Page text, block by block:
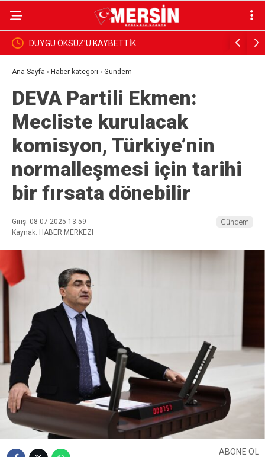
BAŞKAN YILDIZ, SAHADAKİ ÇALIŞMALARI
İNCELEDİ
Ana Sayfa › Haber kategori › Gündem
DEVA Partili Ekmen:
Mecliste kurulacak
komisyon, Türkiye’nin
normalleşmesi için tarihi
bir fırsata dönebilir
Giriş: 08-07-2025 13:59
Kaynak: HABER MERKEZI
Gündem
ABONE OL